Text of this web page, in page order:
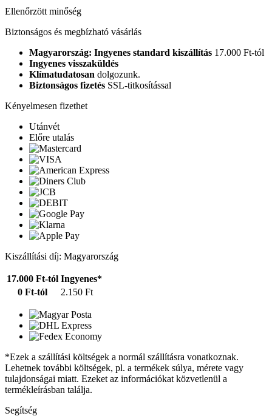
Ellenőrzött minőség
Biztonságos és megbízható vásárlás
Magyarország: Ingyenes standard kiszállítás 17.000 Ft-tól
Ingyenes visszaküldés
Klímatudatosan dolgozunk.
Biztonságos fizetés SSL-titkosítással
Kényelmesen fizethet
Utánvét
Előre utalás
Kiszállítási díj: Magyarország
17.000 Ft-tól Ingyenes*
0 Ft-tól
2.150 Ft
*Ezek a szállítási költségek a normál szállításra vonatkoznak.
Lehetnek további költségek, pl. a termékek súlya, mérete vagy
tulajdonságai miatt. Ezeket az információkat közvetlenül a
termékleírásban találja.
Segítség